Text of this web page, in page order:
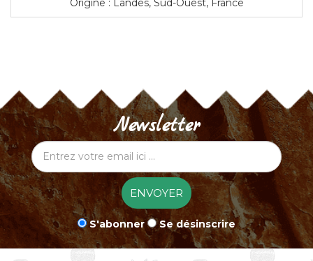
Origine : Landes, Sud-Ouest, France
Newsletter
ENVOYER
S'abonner Se désinscrire